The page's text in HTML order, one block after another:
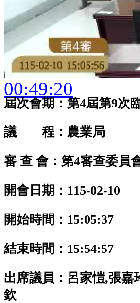
00:49:20
屆次會期：第4屆第9次
議 程：農業局
審 查 會：第4審查委員
開會日期：115-02-10
開始時間：15:05:37
結束時間：15:54:57
出席議員： 呂家愷,張嘉
欽